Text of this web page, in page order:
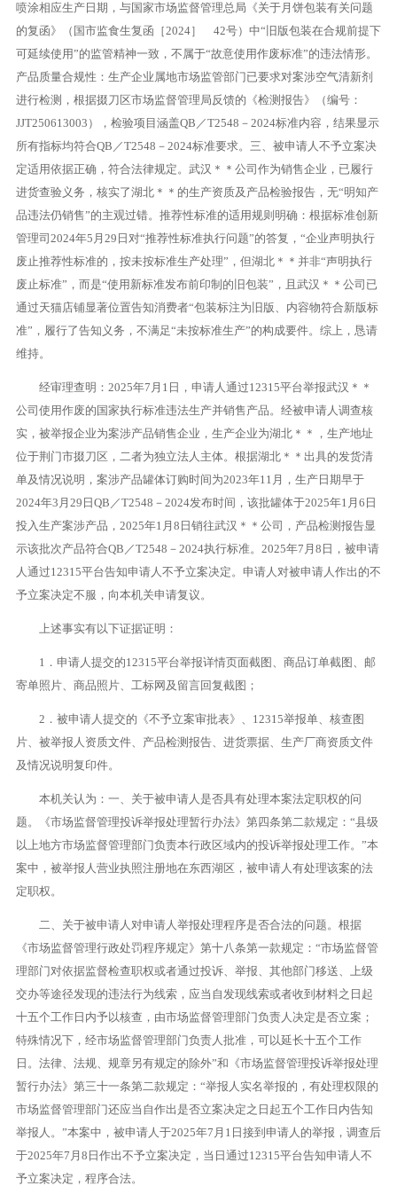
喷涂相应生产日期，与国家市场监督管理总局《关于月饼包装有关问题
的复函》（国市监食生复函［2024］ 42号）中“旧版包装在合规前提下
可延续使用”的监管精神一致，不属于“故意使用作废标准”的违法情形。
产品质量合规性：生产企业属地市场监管部门已要求对案涉空气清新剂
进行检测，根据掇刀区市场监督管理局反馈的《检测报告》（编号：
JJT250613003），检验项目涵盖QB／T2548－2024标准内容，结果显示
所有指标均符合QB／T2548－2024标准要求。三、被申请人不予立案决
定适用依据正确，符合法律规定。武汉＊＊公司作为销售企业，已履行
进货查验义务，核实了湖北＊＊的生产资质及产品检验报告，无“明知产
品违法仍销售”的主观过错。推荐性标准的适用规则明确：根据标准创新
管理司2024年5月29日对“推荐性标准执行问题”的答复，“企业声明执行
废止推荐性标准的，按未按标准生产处理”，但湖北＊＊并非“声明执行
废止标准”，而是“使用新标准发布前印制的旧包装”，且武汉＊＊公司已
通过天猫店铺显著位置告知消费者“包装标注为旧版、内容物符合新版标
准”，履行了告知义务，不满足“未按标准生产”的构成要件。综上，恳请
维持。
经审理查明：2025年7月1日，申请人通过12315平台举报武汉＊＊
公司使用作废的国家执行标准违法生产并销售产品。经被申请人调查核
实，被举报企业为案涉产品销售企业，生产企业为湖北＊＊，生产地址
位于荆门市掇刀区，二者为独立法人主体。根据湖北＊＊出具的发货清
单及情况说明，案涉产品罐体订购时间为2023年11月，生产日期早于
2024年3月29日QB／T2548－2024发布时间，该批罐体于2025年1月6日
投入生产案涉产品，2025年1月8日销往武汉＊＊公司，产品检测报告显
示该批次产品符合QB／T2548－2024执行标准。2025年7月8日，被申请
人通过12315平台告知申请人不予立案决定。申请人对被申请人作出的不
予立案决定不服，向本机关申请复议。
上述事实有以下证据证明：
1．申请人提交的12315平台举报详情页面截图、商品订单截图、邮
寄单照片、商品照片、工标网及留言回复截图；
2．被申请人提交的《不予立案审批表》、12315举报单、核查图
片、被举报人资质文件、产品检测报告、进货票据、生产厂商资质文件
及情况说明复印件。
本机关认为：一、关于被申请人是否具有处理本案法定职权的问
题。《市场监督管理投诉举报处理暂行办法》第四条第二款规定：“县级
以上地方市场监督管理部门负责本行政区域内的投诉举报处理工作。”本
案中，被举报人营业执照注册地在东西湖区，被申请人有处理该案的法
定职权。
二、关于被申请人对申请人举报处理程序是否合法的问题。根据
《市场监督管理行政处罚程序规定》第十八条第一款规定：“市场监督管
理部门对依据监督检查职权或者通过投诉、举报、其他部门移送、上级
交办等途径发现的违法行为线索，应当自发现线索或者收到材料之日起
十五个工作日内予以核查，由市场监督管理部门负责人决定是否立案；
特殊情况下，经市场监督管理部门负责人批准，可以延长十五个工作
日。法律、法规、规章另有规定的除外”和《市场监督管理投诉举报处理
暂行办法》第三十一条第二款规定：“举报人实名举报的，有处理权限的
市场监督管理部门还应当自作出是否立案决定之日起五个工作日内告知
举报人。”本案中，被申请人于2025年7月1日接到申请人的举报，调查后
于2025年7月8日作出不予立案决定，当日通过12315平台告知申请人不
予立案决定，程序合法。